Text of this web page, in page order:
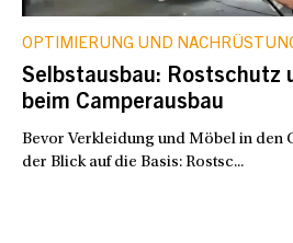
OPTIMIERUNG UND
Selbstausbau: Rostschutz
beim Camperausbau
Bevor Verkleidung und Möbel in den
der Blick auf die Basis: Rostsc...